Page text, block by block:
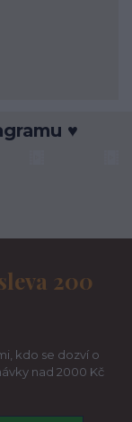
♥
200
kdo se dozví o
nad 2000 Kč